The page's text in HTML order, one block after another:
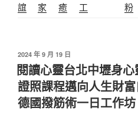
誼
家
癒
工
粉
發
佈
於
2024 年 9 月 19 日
閱讀心靈台北中壢身
證照課程邁向人生財
德國撥筋術一日工作坊